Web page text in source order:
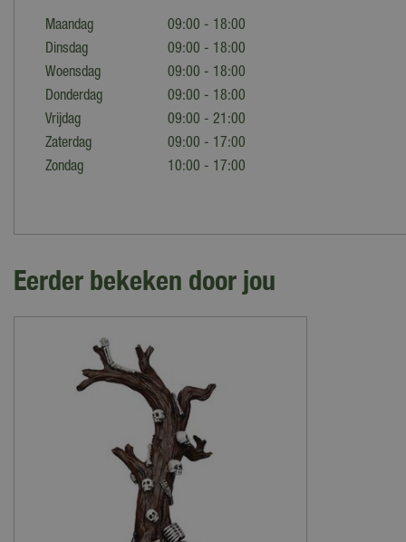
Maandag
09:00 - 18:00
Dinsdag
09:00 - 18:00
Woensdag
09:00 - 18:00
Donderdag
09:00 - 18:00
Vrijdag
09:00 - 21:00
Zaterdag
09:00 - 17:00
Zondag
10:00 - 17:00
Eerder bekeken door jou